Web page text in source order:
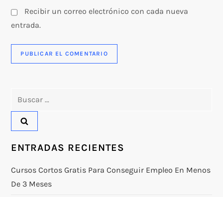
Recibir un correo electrónico con cada nueva
entrada.
ENTRADAS RECIENTES
Cursos Cortos Gratis Para Conseguir Empleo En Menos
De 3 Meses